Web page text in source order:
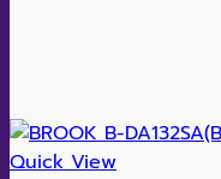
Quick View